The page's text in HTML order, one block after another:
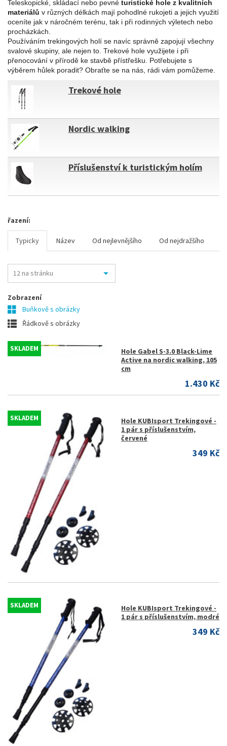
Teleskopické, skládací nebo pevné turistické hole z kvalitních
materiálů v různých délkách mají pohodlné rukojeti a jejich využití
oceníte jak v náročném terénu, tak i při rodinných výletech nebo
procházkách.
Používáním trekingových holí se navíc správně zapojují všechny
svalové skupiny, ale nejen to. Trekové hole využijete i při
přenocování v přírodě ke stavbě přístřešku. Potřebujete s
výběrem hůlek poradit? Obraťte se na nás, rádi vám pomůžeme.
Trekové hole
Nordic walking
Příslušenství k turistickým holím
řazení:
Typicky Název Od nejlevnějšího Od nejdražšího
Zobrazení
Buňkově s obrázky
Řádkově s obrázky
SKLADEM
Hole Gabel S-3.0 Black-Lime
Active na nordic walking, 105
cm
1.430 Kč
SKLADEM
Hole KUBIsport Trekingové -
1 pár s příslušenstvím,
červené
349 Kč
SKLADEM
Hole KUBIsport Trekingové -
1 pár s příslušenstvím, modré
349 Kč